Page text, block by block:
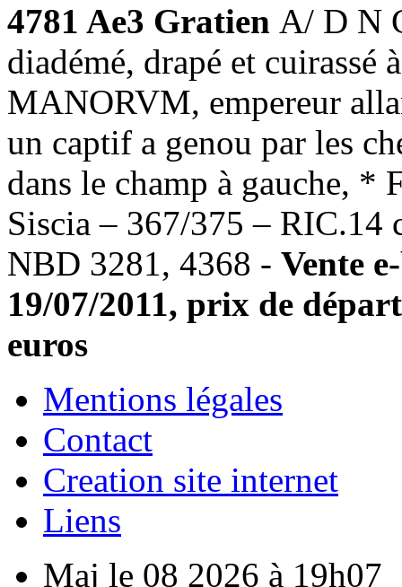
4781 Ae3 Gratien A/ D N
diadémé, drapé et
MANORVM, empereur
un captif a genou par les
dans le champ à gauche, *
Siscia – 367/375 – RIC.14
NBD 3281, 4368 - Vente
19/07/2011, prix de
euros
Mentions légales
Contact
Creation site internet
Liens
Maj le 08 2026 à 19h07